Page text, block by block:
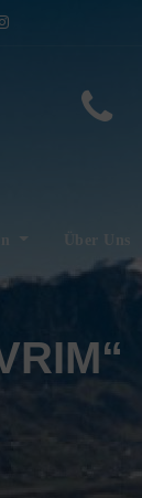
Über Uns